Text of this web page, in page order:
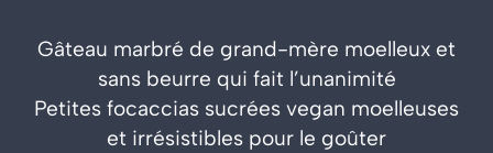
Gâteau marbré de grand-mère moelleux et
sans beurre qui fait l’unanimité
Petites focaccias sucrées vegan moelleuses
et irrésistibles pour le goûter